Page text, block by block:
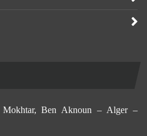
Mokhtar, Ben Aknoun – Alger –